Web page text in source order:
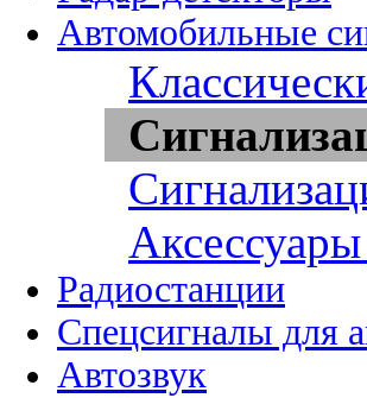
Автомобильные
Радиостанции
Спецсигналы для
Автозвук